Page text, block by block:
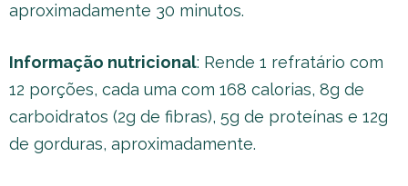
aproximadamente 30 minutos.
Informação nutricional: Rende 1 refratário com
12 porções, cada uma com 168 calorias, 8g de
carboidratos (2g de fibras), 5g de proteínas e 12g
de gorduras, aproximadamente.